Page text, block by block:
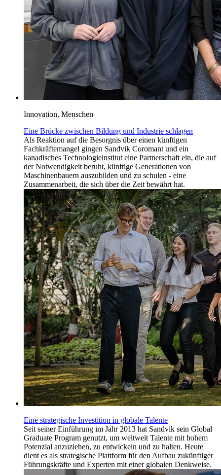
Innovation, Menschen
Eine Brücke zwischen Bildung und Industrie schlagen
Als Reaktion auf die Besorgnis über einen künftigen
Fachkräftemangel gingen Sandvik Coromant und ein
kanadisches Technologieinstitut eine Partnerschaft ein, die auf
der Notwendigkeit beruht, künftige Generationen von
Maschinenbauern auszubilden und zu schulen - eine
Zusammenarbeit, die sich über die Zeit bewährt hat.
Eine strategische Investition in globale Talente
Seit seiner Einführung im Jahr 2013 hat Sandvik sein Global
Graduate Program genutzt, um weltweit Talente mit hohem
Potenzial anzuziehen, zu entwickeln und zu halten. Heute
dient es als strategische Plattform für den Aufbau zukünftiger
Führungskräfte und Experten mit einer globalen Denkweise.